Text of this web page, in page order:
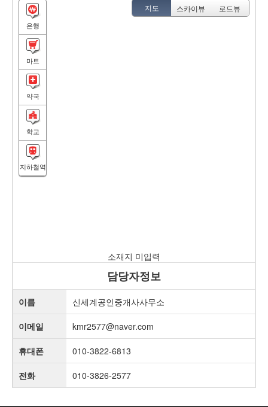
지도 스카이뷰 로드뷰
은행
마트
약국
학교
지하철역
소재지 미입력
담당자정보
이름 신세계공인중개사사무소
이메일 kmr2577@naver.com
휴대폰 010-3822-6813
전화 010-3826-2577